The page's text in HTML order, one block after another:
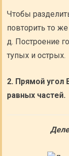
Чтобы
повторить то
д. Построение
тупых и острых.
2. Прямой угол
равных частей.